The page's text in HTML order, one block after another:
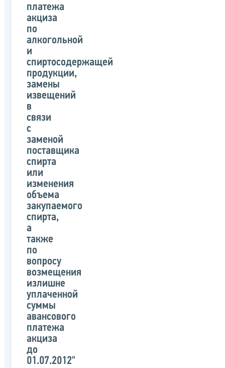
платежа
акциза
по
алкогольной
и
спиртосодержащей
продукции,
замены
извещений
в
связи
с
заменой
поставщика
спирта
или
изменения
объема
закупаемого
спирта,
а
также
по
вопросу
возмещения
излишне
уплаченной
суммы
авансового
платежа
акциза
до
01.07.2012"